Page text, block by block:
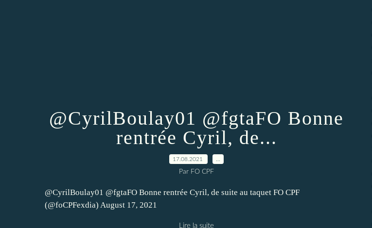
@CyrilBoulay01 @fgtaFO Bonne
rentrée Cyril, de...
17.08.2021
Par FO CPF
@CyrilBoulay01 @fgtaFO Bonne rentrée Cyril, de suite au taquet FO CPF
(@foCPFexdia) August 17, 2021
Lire la suite